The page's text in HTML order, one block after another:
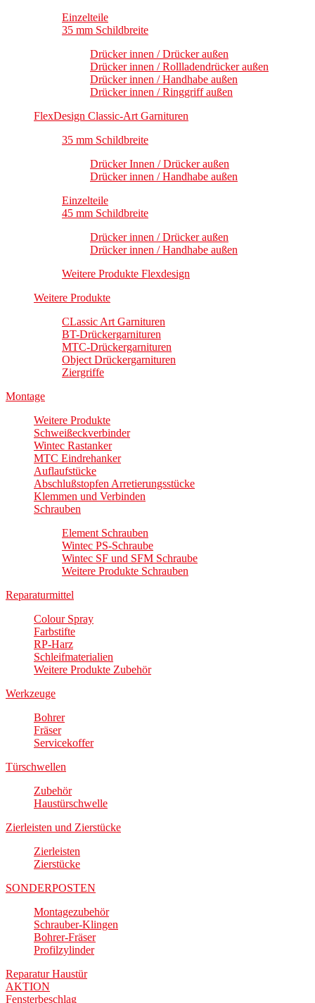
Einzelteile
35 mm Schildbreite
Drücker innen / Drücker außen
Drücker innen / Rollladendrücker außen
Drücker innen / Handhabe außen
Drücker innen / Ringgriff außen
FlexDesign Classic-Art Garnituren
35 mm Schildbreite
Drücker Innen / Drücker außen
Drücker innen / Handhabe außen
Einzelteile
45 mm Schildbreite
Drücker innen / Drücker außen
Drücker innen / Handhabe außen
Weitere Produkte Flexdesign
Weitere Produkte
CLassic Art Garnituren
BT-Drückergarnituren
MTC-Drückergarnituren
Object Drückergarnituren
Ziergriffe
Montage
Weitere Produkte
Schweißeckverbinder
Wintec Rastanker
MTC Eindrehanker
Auflaufstücke
Abschlußstopfen Arretierungsstücke
Klemmen und Verbinden
Schrauben
Element Schrauben
Wintec PS-Schraube
Wintec SF und SFM Schraube
Weitere Produkte Schrauben
Reparaturmittel
Colour Spray
Farbstifte
RP-Harz
Schleifmaterialien
Weitere Produkte Zubehör
Werkzeuge
Bohrer
Fräser
Servicekoffer
Türschwellen
Zubehör
Haustürschwelle
Zierleisten und Zierstücke
Zierleisten
Zierstücke
SONDERPOSTEN
Montagezubehör
Schrauber-Klingen
Bohrer-Fräser
Profilzylinder
Reparatur Haustür
AKTION
Fensterbeschlag